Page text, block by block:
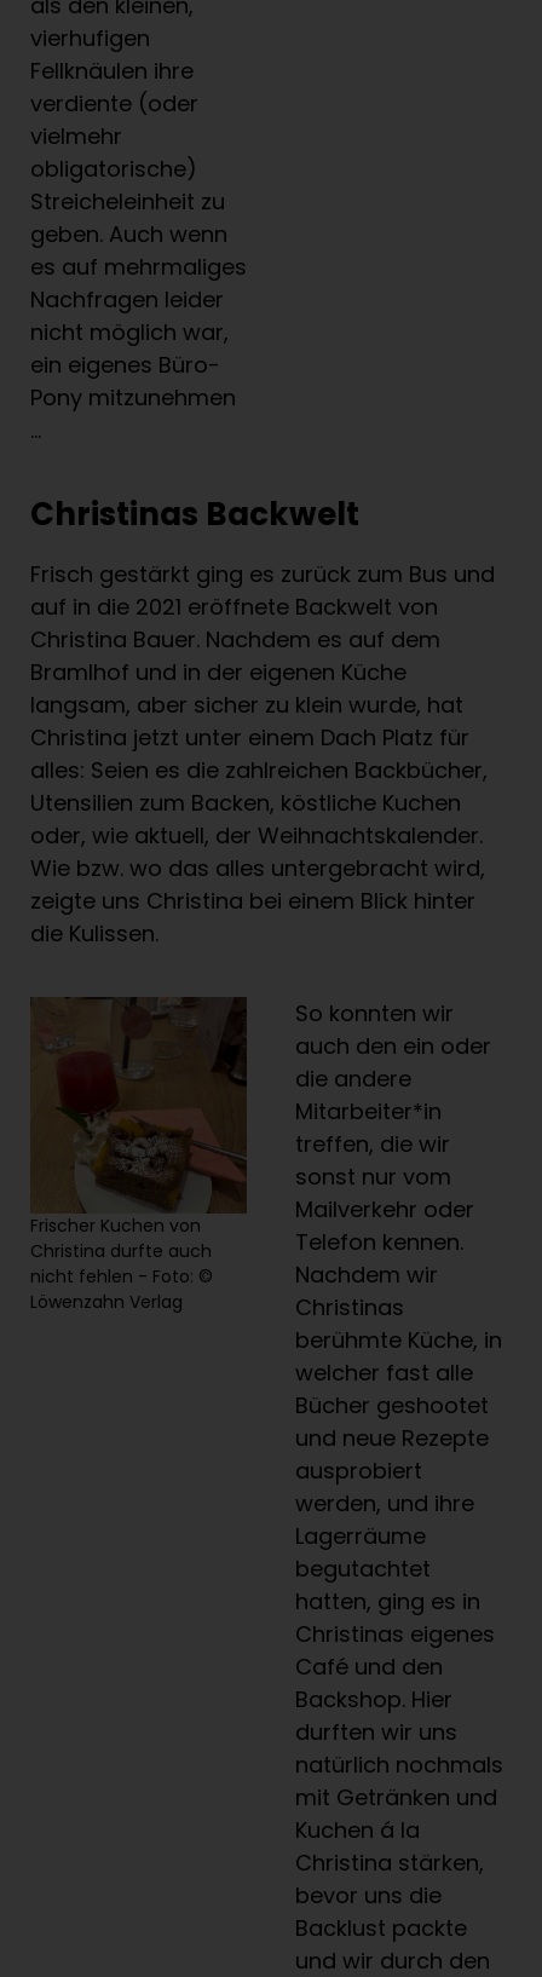
vierhufigen
Fellknäulen ihre
verdiente (oder
vielmehr
obligatorische)
Streicheleinheit zu
geben. Auch wenn
es auf mehrmaliges
Nachfragen leider
nicht möglich war,
ein eigenes Büro-
Pony mitzunehmen
…
Christinas Backwelt
Frisch gestärkt ging es zurück zum Bus und
auf in die 2021 eröffnete Backwelt von
Christina Bauer. Nachdem es auf dem
Bramlhof und in der eigenen Küche
langsam, aber sicher zu klein wurde, hat
Christina jetzt unter einem Dach Platz für
alles: Seien es die zahlreichen Backbücher,
Utensilien zum Backen, köstliche Kuchen
oder, wie aktuell, der Weihnachtskalender.
Wie bzw. wo das alles untergebracht wird,
zeigte uns Christina bei einem Blick hinter
die Kulissen.
So konnten wir
auch den ein oder
die andere
Mitarbeiter*in
treffen, die wir
sonst nur vom
Mailverkehr oder
Telefon kennen.
Nachdem wir
Christinas
berühmte Küche, in
welcher fast alle
Bücher geshootet
und neue Rezepte
ausprobiert
werden, und ihre
Lagerräume
begutachtet
hatten, ging es in
Christinas eigenes
Café und den
Backshop. Hier
durften wir uns
natürlich nochmals
mit Getränken und
Kuchen á la
Christina stärken,
bevor uns die
Backlust packte
und wir durch den
Frischer Kuchen von
Christina durfte auch
nicht fehlen - Foto: ©
Löwenzahn Verlag